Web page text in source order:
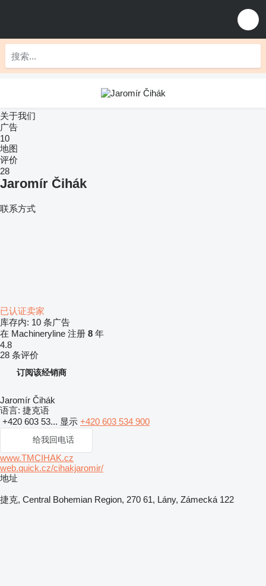
关于我们
广告
10
地图
评价
28
Jaromír Čihák
联系方式
已认证卖家
库存内: 10 条广告
在 Machineryline 注册 8 年
4.8
28 条评价
订阅该经销商
Jaromír Čihák
语言: 捷克语
+420 603 53... 显示 +420 603 534 900
给我回电话
www.TMCIHAK.cz
web.quick.cz/cihakjaromir/
地址
捷克, Central Bohemian Region, 270 61, Lány, Zámecká 122